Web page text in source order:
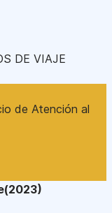
DE VIAJE
de Atención al